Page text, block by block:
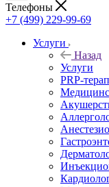
Телефоны
+7 (499) 229-99-69
Услуги
Назад
Услуги
PRP-